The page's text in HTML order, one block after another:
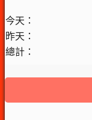
今天：
昨天：
總計：